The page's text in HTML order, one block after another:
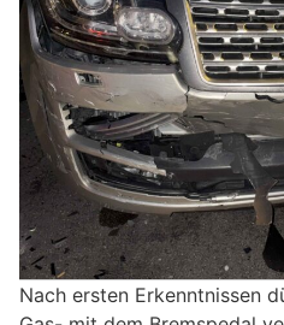
Nach ersten Erkenntnissen